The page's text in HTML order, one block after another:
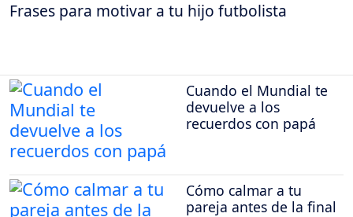
Frases para motivar a tu hijo futbolista
Cuando el Mundial te
devuelve a los
recuerdos con papá
Cómo calmar a tu
pareja antes de la final